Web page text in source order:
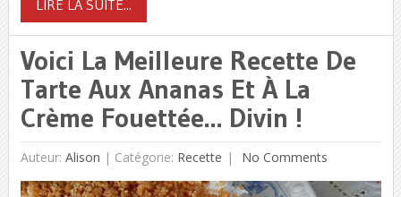
LIRE LA SUITE...
Voici La Meilleure Recette De
Tarte Aux Ananas Et À La
Crème Fouettée… Divin !
Auteur: Alison | Catégorie: Recette No Comments